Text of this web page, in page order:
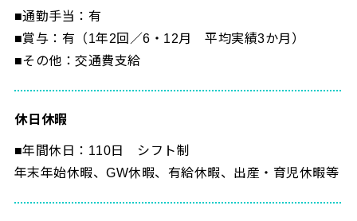
■通勤手当：有
■賞与：有（1年2回／6・12月 平均実績3か月）
■その他：交通費支給
休日休暇
■年間休日：110日 シフト制
年末年始休暇、GW休暇、有給休暇、出産・育児休暇等